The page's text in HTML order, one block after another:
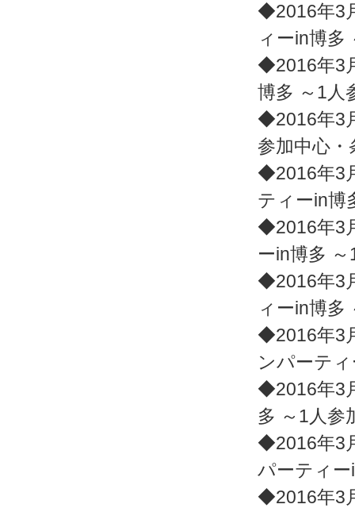
◆2016年3
ィーin博多
◆2016年3
博多 ～1人
◆2016年3
参加中心・
◆2016年3
ティーin博
◆2016年3
ーin博多
◆2016年3
ィーin博多
◆2016年3
ンパーテ
◆2016年3
多 ～1人参
◆2016年3
パーティー
◆2016年3